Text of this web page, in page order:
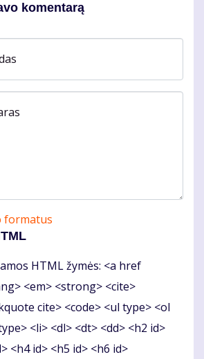
komentarą
formatus
HTML žymės: <a href
<em> <strong> <cite>
cite> <code> <ul type> <ol
<li> <dl> <dt> <dd> <h2 id>
<h4 id> <h5 id> <h6 id>